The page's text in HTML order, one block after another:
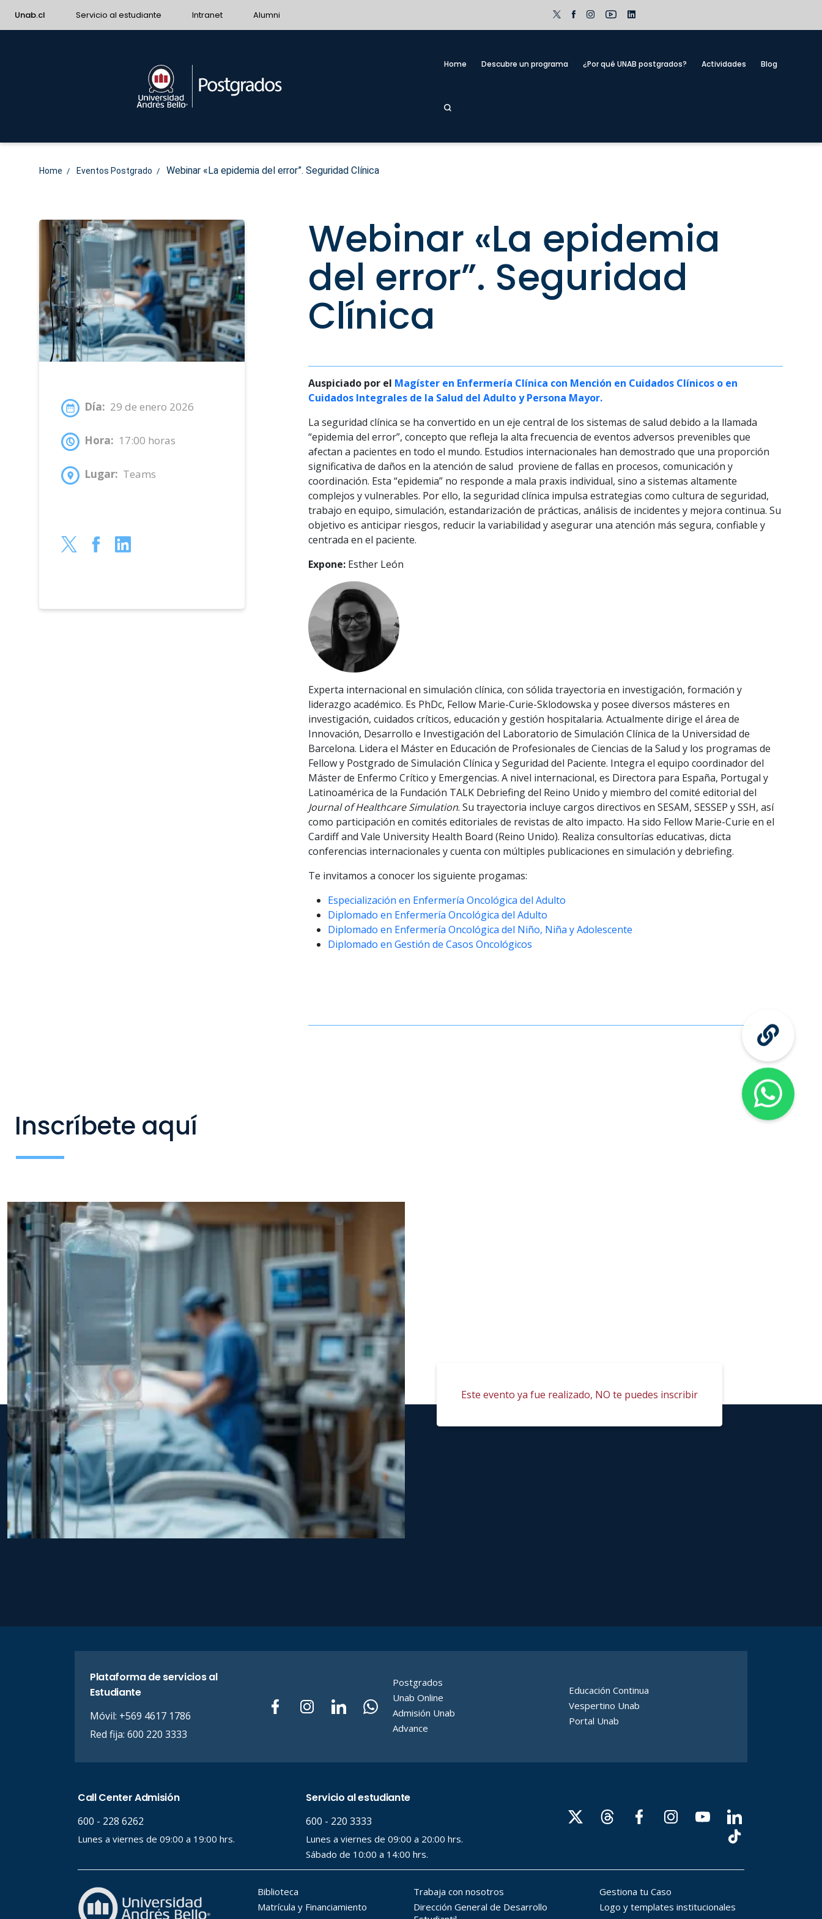
Unab.cl Servicio al estudiante Intranet Alumni
Home Descubre un programa ¿Por qué UNAB postgrados? Actividades Blog
Home Eventos Postgrado Webinar «La epidemia del error”. Seguridad Clínica
Día: 29 de enero 2026
Hora: 17:00 horas
Lugar: Teams
Webinar «La epidemia
del error”. Seguridad
Clínica
Auspiciado por el Magíster en Enfermería Clínica con Mención en Cuidados Clínicos o en
Cuidados Integrales de la Salud del Adulto y Persona Mayor.
La seguridad clínica se ha convertido en un eje central de los sistemas de salud debido a la llamada
“epidemia del error”, concepto que refleja la alta frecuencia de eventos adversos prevenibles que
afectan a pacientes en todo el mundo. Estudios internacionales han demostrado que una proporción
significativa de daños en la atención de salud proviene de fallas en procesos, comunicación y
coordinación. Esta “epidemia” no responde a mala praxis individual, sino a sistemas altamente
complejos y vulnerables. Por ello, la seguridad clínica impulsa estrategias como cultura de seguridad,
trabajo en equipo, simulación, estandarización de prácticas, análisis de incidentes y mejora continua. Su
objetivo es anticipar riesgos, reducir la variabilidad y asegurar una atención más segura, confiable y
centrada en el paciente.
Expone: Esther León
Experta internacional en simulación clínica, con sólida trayectoria en investigación, formación y
liderazgo académico. Es PhDc, Fellow Marie-Curie-Sklodowska y posee diversos másteres en
investigación, cuidados críticos, educación y gestión hospitalaria. Actualmente dirige el área de
Innovación, Desarrollo e Investigación del Laboratorio de Simulación Clínica de la Universidad de
Barcelona. Lidera el Máster en Educación de Profesionales de Ciencias de la Salud y los programas de
Fellow y Postgrado de Simulación Clínica y Seguridad del Paciente. Integra el equipo coordinador del
Máster de Enfermo Crítico y Emergencias. A nivel internacional, es Directora para España, Portugal y
Latinoamérica de la Fundación TALK Debriefing del Reino Unido y miembro del comité editorial del
Journal of Healthcare Simulation. Su trayectoria incluye cargos directivos en SESAM, SESSEP y SSH, así
como participación en comités editoriales de revistas de alto impacto. Ha sido Fellow Marie-Curie en el
Cardiff and Vale University Health Board (Reino Unido). Realiza consultorías educativas, dicta
conferencias internacionales y cuenta con múltiples publicaciones en simulación y debriefing.
Te invitamos a conocer los siguiente progamas:
Especialización en Enfermería Oncológica del Adulto
Diplomado en Enfermería Oncológica del Adulto
Diplomado en Enfermería Oncológica del Niño, Niña y Adolescente
Diplomado en Gestión de Casos Oncológicos
Inscríbete aquí
Este evento ya fue realizado, NO te puedes inscribir